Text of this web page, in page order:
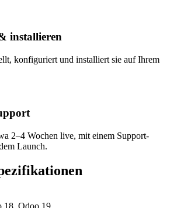
installieren
konfiguriert und installiert sie auf Ihrem
2–4 Wochen live, mit einem Support-
Launch.